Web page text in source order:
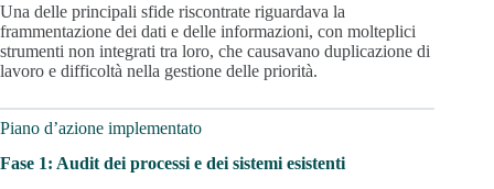
Una delle principali sfide riscontrate riguardava la
frammentazione dei dati e delle informazioni, con molteplici
strumenti non integrati tra loro, che causavano duplicazione di
lavoro e difficoltà nella gestione delle priorità.
Piano d’azione implementato
Fase 1: Audit dei processi e dei sistemi esistenti